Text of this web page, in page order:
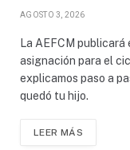
AGOSTO 3, 2026
La AEFCM
asignación para el
explicamos paso a
quedó tu hijo.
LEER MÁS